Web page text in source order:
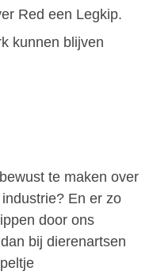
Red een Legkip.
kunnen blijven
te maken over
En er zo
door ons
bij dierenartsen